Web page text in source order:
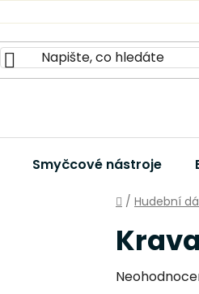
Smyčcové nástroje
Domů
/ Hudební
Průměrné